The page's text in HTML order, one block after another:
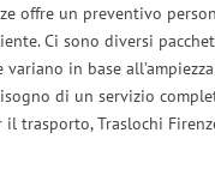
offre un preventivo
Ci sono diversi
in base
di un servizio
trasporto, Traslochi